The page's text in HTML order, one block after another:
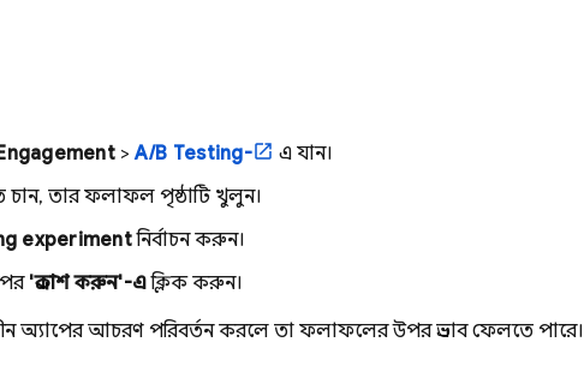
>A/B Testing-
এ যান।
চান, তার ফলাফল পৃষ্ঠাটি খুলুন।
experimentনির্বাচন করুন।
'প্রকাশ করুন'-এক্লিক করুন।
অ্যাপের আচরণ পরিবর্তন করলে তা ফলাফলের উপর প্রভাব ফেলতে পারে।